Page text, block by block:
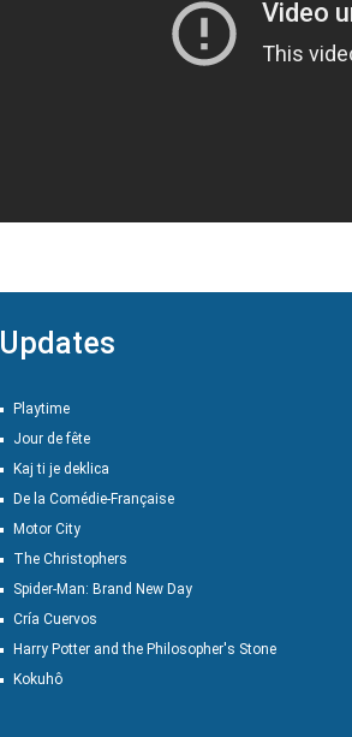
Updates
Playtime
Jour de fête
Kaj ti je deklica
De la Comédie-Française
Motor City
The Christophers
Spider-Man: Brand New Day
Cría Cuervos
Harry Potter and the Philosopher's Stone
Kokuhô